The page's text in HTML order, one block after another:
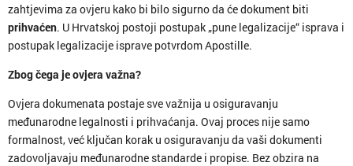
zahtjevima za ovjeru kako bi bilo sigurno da će dokument biti
prihvaćen. U Hrvatskoj postoji postupak „pune legalizacije“ isprava i
postupak legalizacije isprave potvrdom Apostille.
Zbog čega je ovjera važna?
Ovjera dokumenata postaje sve važnija u osiguravanju
međunarodne legalnosti i prihvaćanja. Ovaj proces nije samo
formalnost, već ključan korak u osiguravanju da vaši dokumenti
zadovoljavaju međunarodne standarde i propise. Bez obzira na